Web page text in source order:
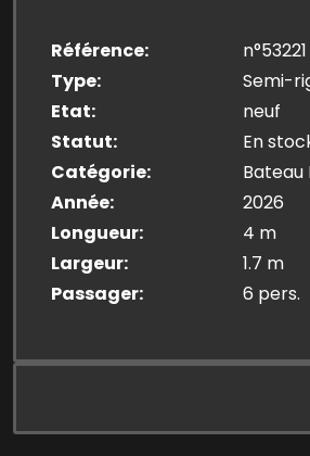
Référence
n°53221
Type
Semi-
Etat
neuf
Statut
En
Catégorie
Bateau
Année
2026
Longueur
4 m
Largeur
1.7 m
Passager
6 pers.